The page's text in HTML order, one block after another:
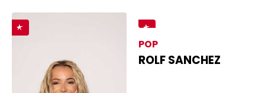
ROLF SANCHEZ
POP